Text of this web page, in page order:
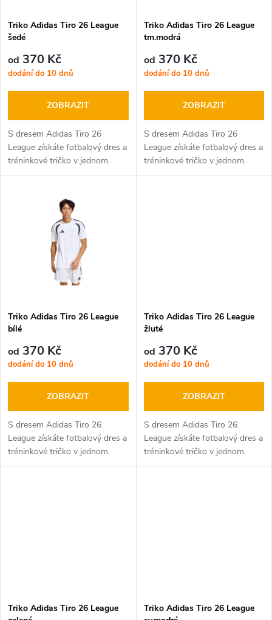
p
r
o
d
u
s
p
r
d
u
Triko Adidas Tiro 26 League
šedé
od 370 Kč
dodání do 10 dnů
ZOBRAZIT
S dresem Adidas Tiro 26
League získáte fotbalový dres a
tréninkové tričko v jednom.
Dres Adidas můžete použít jako
tréninkové oblečení.
Triko Adidas Tiro 26 League
tm.modrá
od 370 Kč
dodání do 10 dnů
ZOBRAZIT
S dresem Adidas Tiro 26
League získáte fotbalový dres a
tréninkové tričko v jednom.
Dres Adidas můžete použít jako
Triko Adidas Tiro 26 League
bílé
od 370 Kč
dodání do 10 dnů
ZOBRAZIT
S dresem Adidas Tiro 26
League získáte fotbalový dres a
tréninkové tričko v jednom.
Dres Adidas můžete použít jako
Triko Adidas Tiro 26 League
žluté
od 370 Kč
dodání do 10 dnů
ZOBRAZIT
S dresem Adidas Tiro 26
League získáte fotbalový dres a
tréninkové tričko v jednom.
Dres Adidas můžete použít jako
Triko Adidas Tiro 26 League
Triko Adidas Tiro 26 League